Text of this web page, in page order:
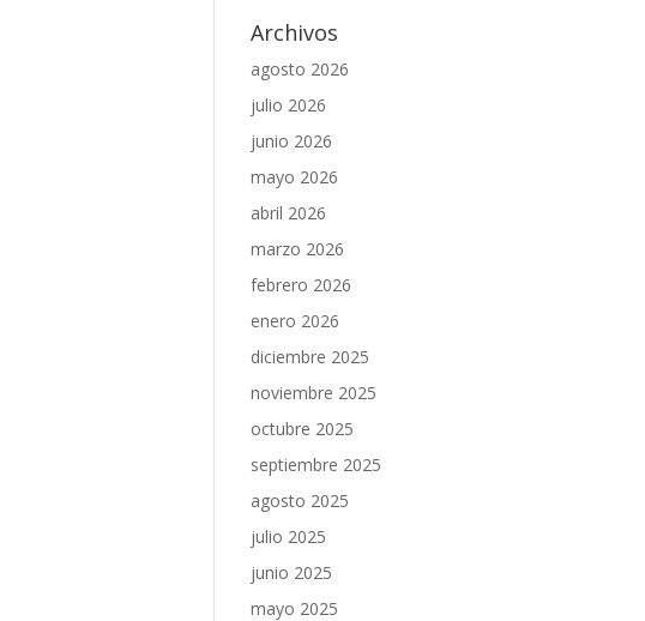
Archivos
agosto 2026
julio 2026
junio 2026
mayo 2026
abril 2026
marzo 2026
febrero 2026
enero 2026
diciembre 2025
noviembre 2025
octubre 2025
septiembre 2025
agosto 2025
julio 2025
junio 2025
mayo 2025